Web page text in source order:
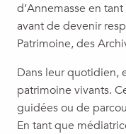
d’Annemasse en
avant de devenir
Patrimoine, des
Dans leur quotidien,
patrimoine vivants.
guidées ou de
En tant que